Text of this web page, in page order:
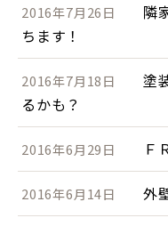
2016年7月26日
隣
ちます！
2016年7月18日
塗
るかも？
2016年6月29日 Ｆ
2016年6月14日 外